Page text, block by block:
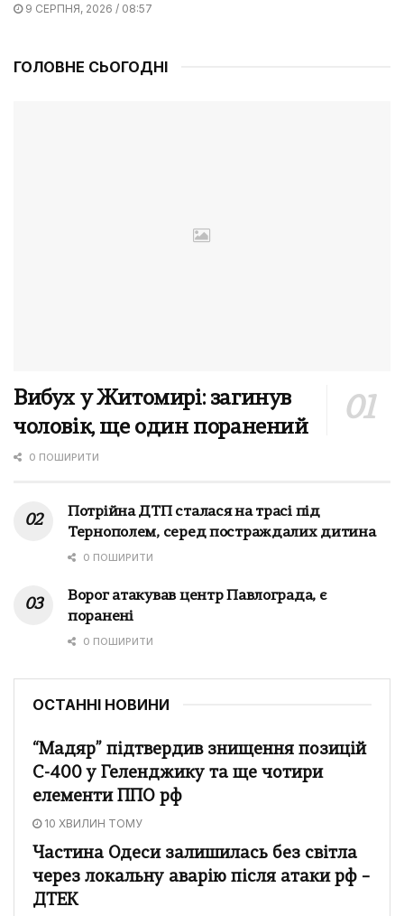
9 СЕРПНЯ, 2026 / 08:57
ГОЛОВНЕ СЬОГОДНІ
Вибух у Житомирі: загинув
чоловік, ще один поранений
0 ПОШИРИТИ
Потрійна ДТП сталася на трасі під
Тернополем, серед постраждалих дитина
0 ПОШИРИТИ
Ворог атакував центр Павлограда, є
поранені
0 ПОШИРИТИ
ОСТАННІ НОВИНИ
“Мадяр” підтвердив знищення позицій
С-400 у Геленджику та ще чотири
елементи ППО рф
10 ХВИЛИН ТОМУ
Частина Одеси залишилась без світла
через локальну аварію після атаки рф –
ДТЕК